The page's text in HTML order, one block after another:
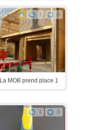
1 6
La MOB prend place 1
1 6